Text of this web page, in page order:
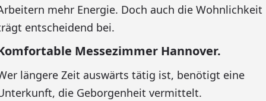
mehr Energie. Doch auch die Wohnlichkeit
entscheidend bei.
Messezimmer Hannover.
längere Zeit auswärts tätig ist, benötigt eine
die Geborgenheit vermittelt.